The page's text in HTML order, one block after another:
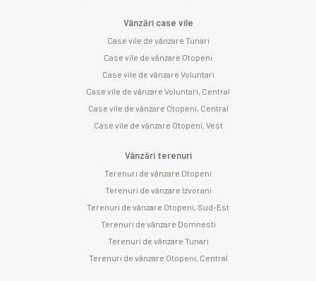
Vânzări case vile
Case vile de vânzare Tunari
Case vile de vânzare Otopeni
Case vile de vânzare Voluntari
Case vile de vânzare Voluntari, Central
Case vile de vânzare Otopeni, Central
Case vile de vânzare Otopeni, Vest
Vânzări terenuri
Terenuri de vânzare Otopeni
Terenuri de vânzare Izvorani
Terenuri de vânzare Otopeni, Sud-Est
Terenuri de vânzare Domnesti
Terenuri de vânzare Tunari
Terenuri de vânzare Otopeni, Central